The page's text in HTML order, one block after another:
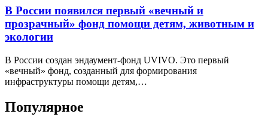
В России появился первый «вечный и
прозрачный» фонд помощи детям, животным и
экологии
В России создан эндаумент-фонд UVIVO. Это первый
«вечный» фонд, созданный для формирования
инфраструктуры помощи детям,…
Популярное